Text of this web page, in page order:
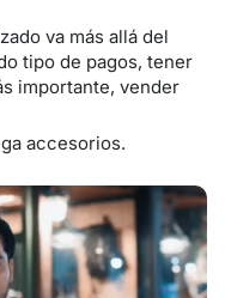
va más allá del
tipo de pagos, tener
importante, vender
accesorios.